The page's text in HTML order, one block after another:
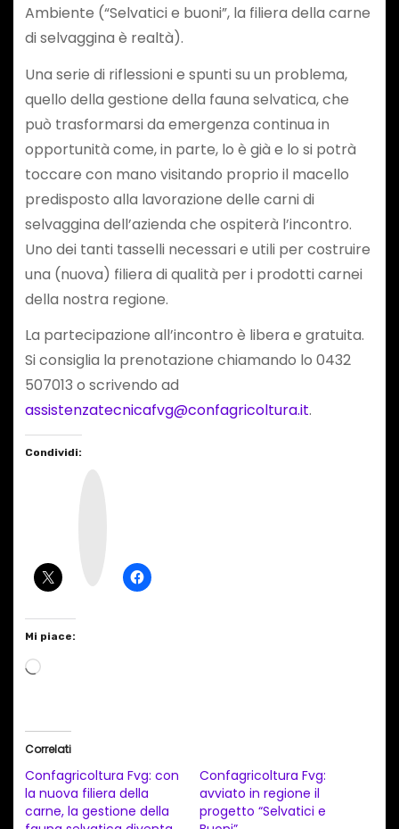
Ambiente (“Selvatici e buoni”, la filiera della carne
di selvaggina è realtà).
Una serie di riflessioni e spunti su un problema,
quello della gestione della fauna selvatica, che
può trasformarsi da emergenza continua in
opportunità come, in parte, lo è già e lo si potrà
toccare con mano visitando proprio il macello
predisposto alla lavorazione delle carni di
selvaggina dell’azienda che ospiterà l’incontro.
Uno dei tanti tasselli necessari e utili per costruire
una (nuova) filiera di qualità per i prodotti carnei
della nostra regione.
La partecipazione all’incontro è libera e gratuita.
Si consiglia la prenotazione chiamando lo 0432
507013 o scrivendo ad
assistenzatecnicafvg@confagricoltura.it.
Condividi:
Mi piace:
C
a
m
Correlati
Confagricoltura Fvg: con
la nuova filiera della
carne, la gestione della
Confagricoltura Fvg:
avviato in regione il
progetto “Selvatici e